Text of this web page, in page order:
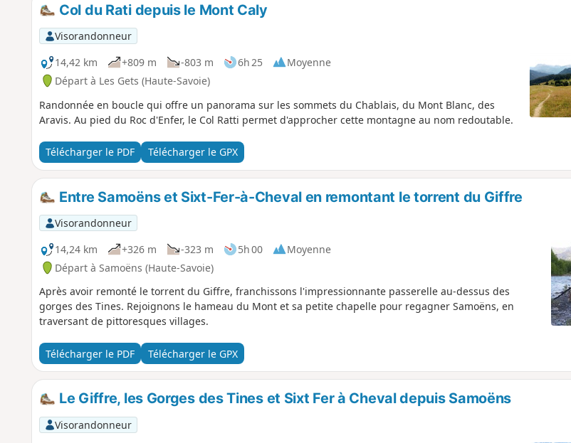
Col du Rati depuis le Mont Caly
Visorandonneur
14,42 km
+809 m -803 m 6h 25
Moyenne
Départ à Les Gets (Haute-Savoie)
Randonnée en boucle qui offre un panorama sur les sommets du Chablais, du Mont Blanc, des
Aravis. Au pied du Roc d'Enfer, le Col Ratti permet d'approcher cette montagne au nom redoutable.
Télécharger le PDF Télécharger le GPX
Entre Samoëns et Sixt-Fer-à-Cheval en remontant le torrent du Giffre
Visorandonneur
14,24 km
+326 m -323 m 5h 00
Moyenne
Départ à Samoëns (Haute-Savoie)
Après avoir remonté le torrent du Giffre, franchissons l'impressionnante passerelle au-dessus des
gorges des Tines. Rejoignons le hameau du Mont et sa petite chapelle pour regagner Samoëns, en
traversant de pittoresques villages.
Télécharger le PDF Télécharger le GPX
Le Giffre, les Gorges des Tines et Sixt Fer à Cheval depuis Samoëns
Visorandonneur